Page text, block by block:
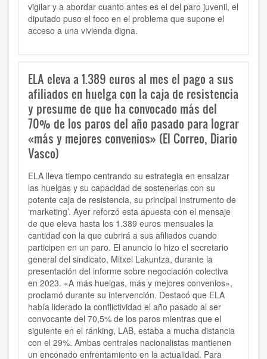
vigilar y a abordar cuanto antes es el del paro juvenil, el
diputado puso el foco en el problema que supone el
acceso a una vivienda digna.
ELA eleva a 1.389 euros al mes el pago a sus
afiliados en huelga con la caja de resistencia
y presume de que ha convocado más del
70% de los paros del año pasado para lograr
«más y mejores convenios» (El Correo, Diario
Vasco)
ELA lleva tiempo centrando su estrategia en ensalzar
las huelgas y su capacidad de sostenerlas con su
potente caja de resistencia, su principal instrumento de
‘marketing’. Ayer reforzó esta apuesta con el mensaje
de que eleva hasta los 1.389 euros mensuales la
cantidad con la que cubrirá a sus afiliados cuando
participen en un paro. El anuncio lo hizo el secretario
general del sindicato, Mitxel Lakuntza, durante la
presentación del informe sobre negociación colectiva
en 2023. «A más huelgas, más y mejores convenios»,
proclamó durante su intervención. Destacó que ELA
había liderado la conflictividad el año pasado al ser
convocante del 70,5% de los paros mientras que el
siguiente en el ránking, LAB, estaba a mucha distancia
con el 29%. Ambas centrales nacionalistas mantienen
un enconado enfrentamiento en la actualidad. Para